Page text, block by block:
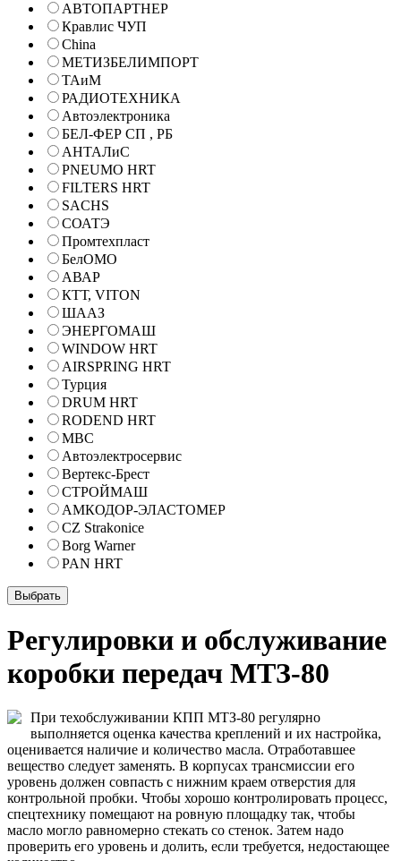
АВТОПАРТНЕР
Кравлис ЧУП
China
МЕТИЗБЕЛИМПОРТ
ТАиМ
РАДИОТЕХНИКА
Автоэлектроника
БЕЛ-ФЕР СП , РБ
АНТАЛиС
PNEUMO HRT
FILTERS HRT
SACHS
СОАТЭ
Промтехпласт
БелОМО
АВАР
КТТ, VITON
ШААЗ
ЭНЕРГОМАШ
WINDOW HRT
AIRSPRING HRT
Турция
DRUM HRT
RODEND HRT
МВС
Автоэлектросервис
Вертекс-Брест
СТРОЙМАШ
АМКОДОР-ЭЛАСТОМЕР
CZ Strakonice
Borg Warner
PAN HRT
Регулировки и обслуживание
коробки передач МТЗ-80
При техобслуживании КПП МТЗ-80 регулярно
выполняется оценка качества креплений и их настройка,
оценивается наличие и количество масла. Отработавшее
вещество следует заменять. В корпусах трансмиссии его
уровень должен совпасть с нижним краем отверстия для
контрольной пробки. Чтобы хорошо контролировать процесс,
спецтехнику помещают на ровную площадку так, чтобы
масло могло равномерно стекать со стенок. Затем надо
проверить его уровень и долить, если требуется, недостающее